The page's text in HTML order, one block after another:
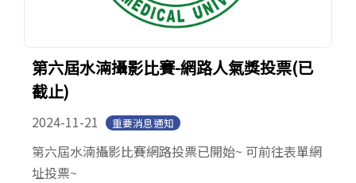
第六屆水湳攝影比賽-網路人氣獎投票(已
截止)
2024-11-21 重要消息通知
第六屆水湳攝影比賽網路投票已開始~ 可前往表單網
址投票~